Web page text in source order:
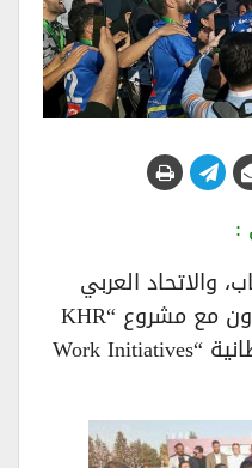
والاتحاد العربي
السوري لكرة القدم، بالتعاون مع مشروع “KHR
الأكاديمي” والشركة البريطانية “Work Initiatives